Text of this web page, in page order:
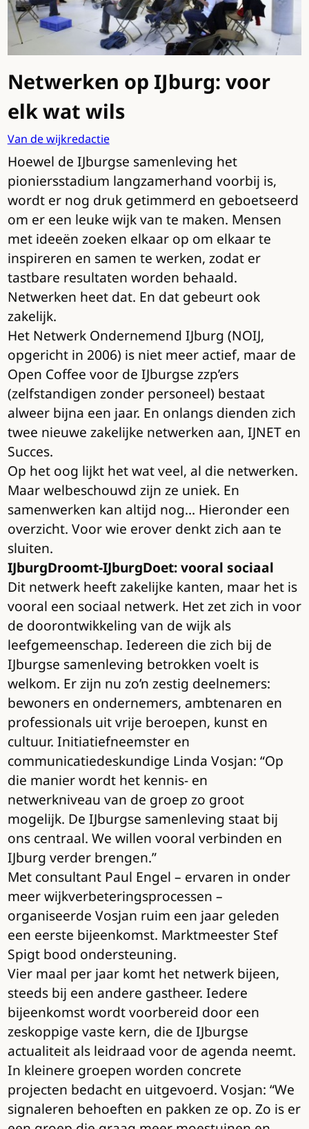
Netwerken op IJburg: voor
elk wat wils
Van de wijkredactie
Hoewel de IJburgse samenleving het
pioniersstadium langzamerhand voorbij is,
wordt er nog druk getimmerd en geboetseerd
om er een leuke wijk van te maken. Mensen
met ideeën zoeken elkaar op om elkaar te
inspireren en samen te werken, zodat er
tastbare resultaten worden behaald.
Netwerken heet dat. En dat gebeurt ook
zakelijk.
Het Netwerk Ondernemend IJburg (NOIJ,
opgericht in 2006) is niet meer actief, maar de
Open Coffee voor de IJburgse zzp’ers
(zelfstandigen zonder personeel) bestaat
alweer bijna een jaar. En onlangs dienden zich
twee nieuwe zakelijke netwerken aan, IJNET en
Succes.
Op het oog lijkt het wat veel, al die netwerken.
Maar welbeschouwd zijn ze uniek. En
samenwerken kan altijd nog… Hieronder een
overzicht. Voor wie erover denkt zich aan te
sluiten.
IJburgDroomt-IJburgDoet: vooral sociaal
Dit netwerk heeft zakelijke kanten, maar het is
vooral een sociaal netwerk. Het zet zich in voor
de doorontwikkeling van de wijk als
leefgemeenschap. Iedereen die zich bij de
IJburgse samenleving betrokken voelt is
welkom. Er zijn nu zo’n zestig deelnemers:
bewoners en ondernemers, ambtenaren en
professionals uit vrije beroepen, kunst en
cultuur. Initiatiefneemster en
communicatiedeskundige Linda Vosjan: “Op
die manier wordt het kennis- en
netwerkniveau van de groep zo groot
mogelijk. De IJburgse samenleving staat bij
ons centraal. We willen vooral verbinden en
IJburg verder brengen.”
Met consultant Paul Engel – ervaren in onder
meer wijkverbeteringsprocessen –
organiseerde Vosjan ruim een jaar geleden
een eerste bijeenkomst. Marktmeester Stef
Spigt bood ondersteuning.
Vier maal per jaar komt het netwerk bijeen,
steeds bij een andere gastheer. Iedere
bijeenkomst wordt voorbereid door een
zeskoppige vaste kern, die de IJburgse
actualiteit als leidraad voor de agenda neemt.
In kleinere groepen worden concrete
projecten bedacht en uitgevoerd. Vosjan: “We
signaleren behoeften en pakken ze op. Zo is er